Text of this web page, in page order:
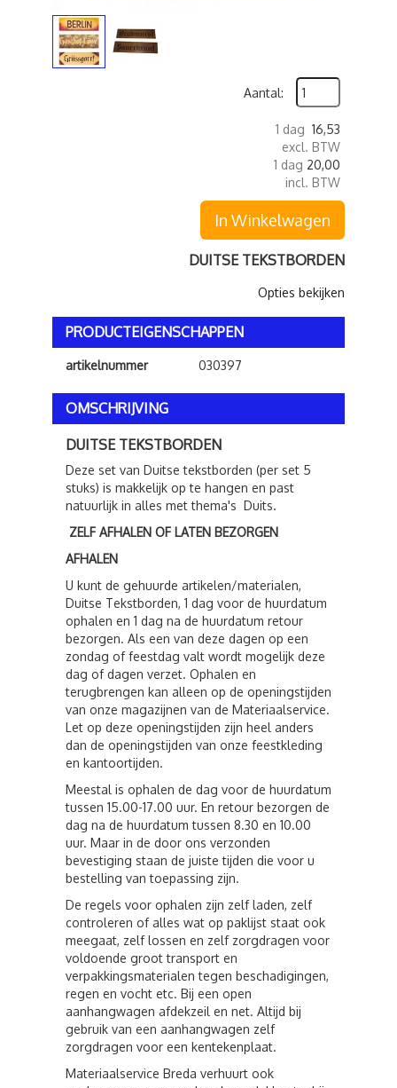
Aantal:
1 dag 16,53
excl. BTW
1 dag 20,00
incl. BTW
In Winkelwagen
DUITSE TEKSTBORDEN
Opties bekijken
PRODUCTEIGENSCHAPPEN
artikelnummer 030397
OMSCHRIJVING
DUITSE TEKSTBORDEN
Deze set van Duitse tekstborden (per set 5
stuks) is makkelijk op te hangen en past
natuurlijk in alles met thema's Duits.
ZELF AFHALEN OF LATEN BEZORGEN
AFHALEN
U kunt de gehuurde artikelen/materialen,
Duitse Tekstborden, 1 dag voor de huurdatum
ophalen en 1 dag na de huurdatum retour
bezorgen. Als een van deze dagen op een
zondag of feestdag valt wordt mogelijk deze
dag of dagen verzet. Ophalen en
terugbrengen kan alleen op de openingstijden
van onze magazijnen van de Materiaalservice.
Let op deze openingstijden zijn heel anders
dan de openingstijden van onze feestkleding
en kantoortijden.
Meestal is ophalen de dag voor de huurdatum
tussen 15.00-17.00 uur. En retour bezorgen de
dag na de huurdatum tussen 8.30 en 10.00
uur. Maar in de door ons verzonden
bevestiging staan de juiste tijden die voor u
bestelling van toepassing zijn.
De regels voor ophalen zijn zelf laden, zelf
controleren of alles wat op paklijst staat ook
meegaat, zelf lossen en zelf zorgdragen voor
voldoende groot transport en
verpakkingsmaterialen tegen beschadigingen,
regen en vocht etc. Bij een open
aanhangwagen afdekzeil en net. Altijd bij
gebruik van een aanhangwagen zelf
zorgdragen voor een kentekenplaat.
Materiaalservice Breda verhuurt ook